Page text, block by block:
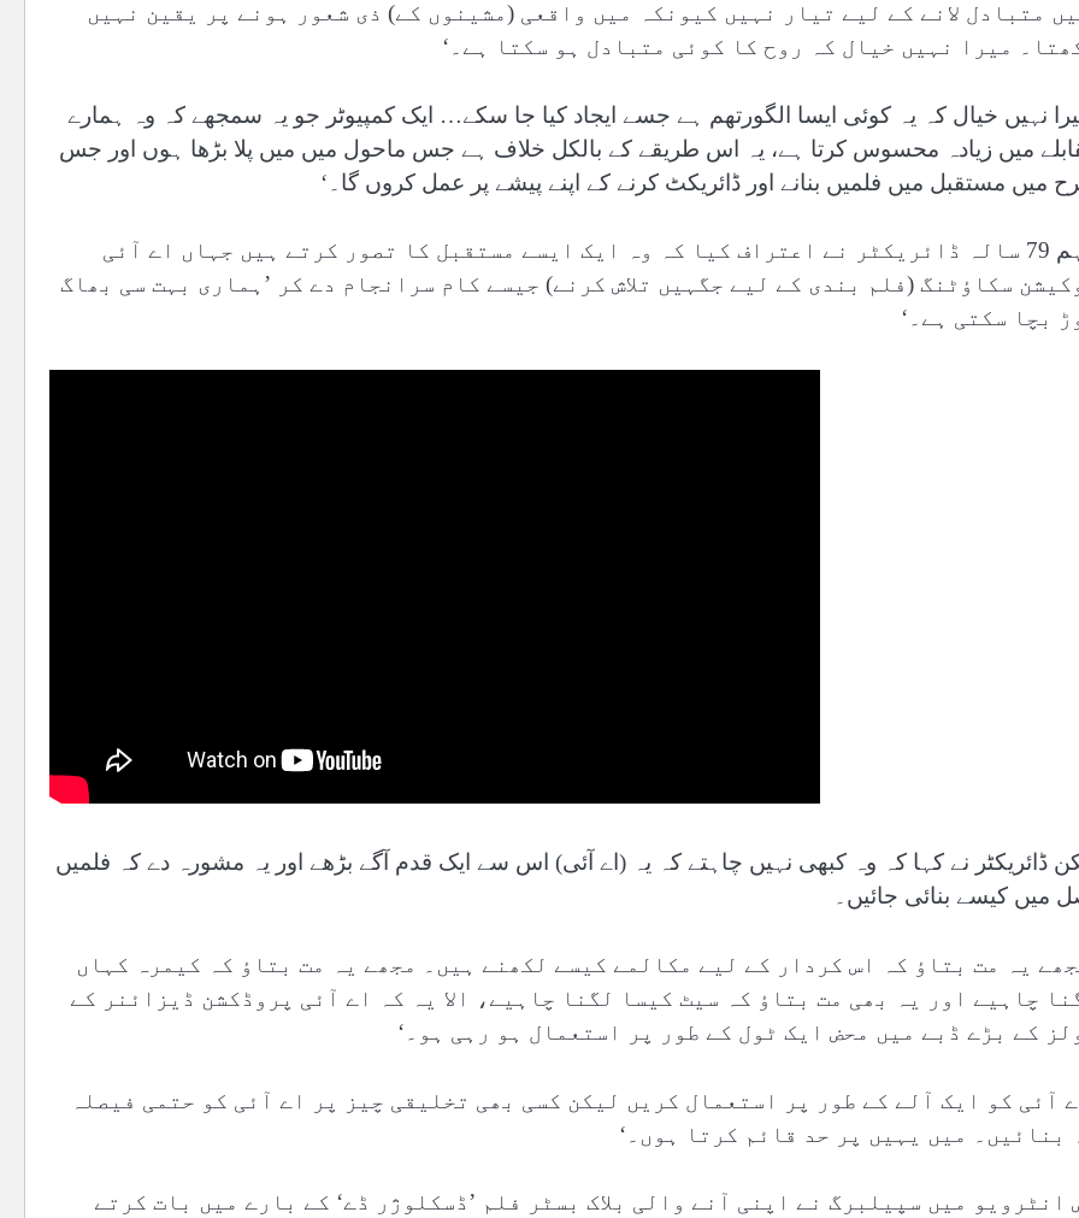
متبادل لانے کے لیے تیار نہیں کیونکہ میں واقعی (مشینوں کے) ذی شعور ہونے پر یقین نہیں
میرا نہیں خیال کہ روح کا کوئی متبادل ہو سکتا ہے۔‘
نہیں خیال کہ یہ کوئی ایسا الگورتھم ہے جسے ایجاد کیا جا سکے… ایک کمپیوٹر جو یہ سمجھے کہ وہ ہمارے
میں زیادہ محسوس کرتا ہے، یہ اس طریقے کے بالکل خلاف ہے جس ماحول میں میں پلا بڑھا ہوں اور جس
میں مستقبل میں فلمیں بنانے اور ڈائریکٹ کرنے کے اپنے پیشے پر عمل کروں گا۔‘
تاہم 79 سالہ ڈائریکٹر نے اعتراف کیا کہ وہ ایک ایسے مستقبل کا تصور کرتے ہیں جہاں اے آئی
سکاؤٹنگ (فلم بندی کے لیے جگہیں تلاش کرنے) جیسے کام سرانجام دے کر ’ہماری بہت سی بھاگ
بچا سکتی ہے۔‘
ڈائریکٹر نے کہا کہ وہ کبھی نہیں چاہتے کہ یہ (اے آئی) اس سے ایک قدم آگے بڑھے اور یہ مشورہ دے کہ فلمیں
میں کیسے بنائی جائیں۔
یہ مت بتاؤ کہ اس کردار کے لیے مکالمے کیسے لکھنے ہیں۔ مجھے یہ مت بتاؤ کہ کیمرہ کہاں
چاہیے اور یہ بھی مت بتاؤ کہ سیٹ کیسا لگنا چاہیے، الا یہ کہ اے آئی پروڈکشن ڈیزائنر کے
کے بڑے ڈبے میں محض ایک ٹول کے طور پر استعمال ہو رہی ہو۔‘
آئی کو ایک آلے کے طور پر استعمال کریں لیکن کسی بھی تخلیقی چیز پر اے آئی کو حتمی فیصلہ
بنائیں۔ میں یہیں پر حد قائم کرتا ہوں۔‘
انٹرویو میں سپیلبرگ نے اپنی آنے والی بلاک بسٹر فلم ’ڈسکلوژر ڈے‘ کے بارے میں بات کرتے